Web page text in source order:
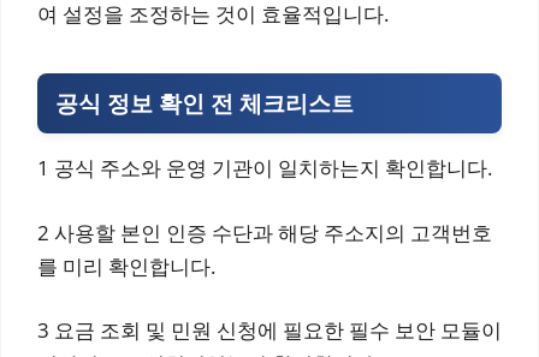
여 설정을 조정하는 것이 효율적입니다.
공식 정보 확인 전 체크리스트
1 공식 주소와 운영 기관이 일치하는지 확인합니다.
2 사용할 본인 인증 수단과 해당 주소지의 고객번호
를 미리 확인합니다.
3 요금 조회 및 민원 신청에 필요한 필수 보안 모듈이